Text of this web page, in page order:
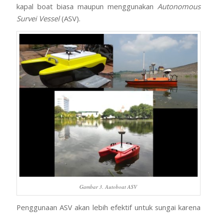
kapal boat biasa maupun menggunakanAutonomous
Survei Vessel(ASV).
Gambar 3. Autoboat ASV
Penggunaan ASV akan lebih efektif untuk sungai karena